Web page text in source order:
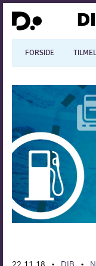
FORSIDE
Dansk økonomi
Digitalisering
International
Arbejdsmiljø
Arbejdsmarkedet
• •